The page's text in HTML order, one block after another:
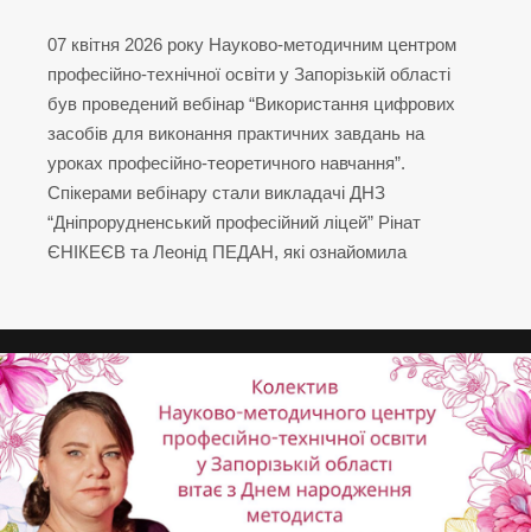
07 квітня 2026 року Науково-методичним центром
професійно-технічної освіти у Запорізькій області
був проведений вебінар “Використання цифрових
засобів для виконання практичних завдань на
уроках професійно-теоретичного навчання”.
Спікерами вебінару стали викладачі ДНЗ
“Дніпрорудненський професійний ліцей” Рінат
ЄНІКЕЄВ та Леонід ПЕДАН, які ознайомила